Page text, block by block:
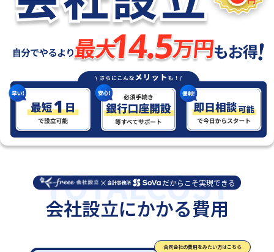
× だからこそ実現できる
会社設立にかかる費用
TOTALCOST
合同会社の費用をみたい方はこちら